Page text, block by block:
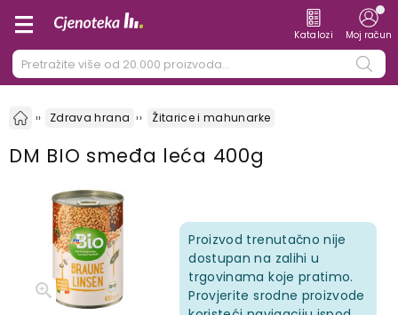
Katalozi Moj račun
Zdrava hrana Žitarice i mahunarke
DM BIO smeđa leća 400g
Proizvod trenutačno nije
dostupan na zalihi u
trgovinama koje pratimo.
Provjerite srodne proizvode